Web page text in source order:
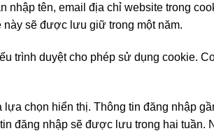
nhập tên, email địa chỉ website trong
này sẽ được lưu giữ trong một năm.
trình duyệt cho phép sử dụng cookie.
chọn hiển thị. Thông tin đăng nhập
đăng nhập sẽ được lưu trong hai tuần.